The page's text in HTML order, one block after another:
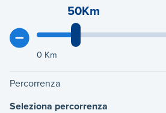
50Km
0 Km
Percorrenza
Seleziona percorrenza